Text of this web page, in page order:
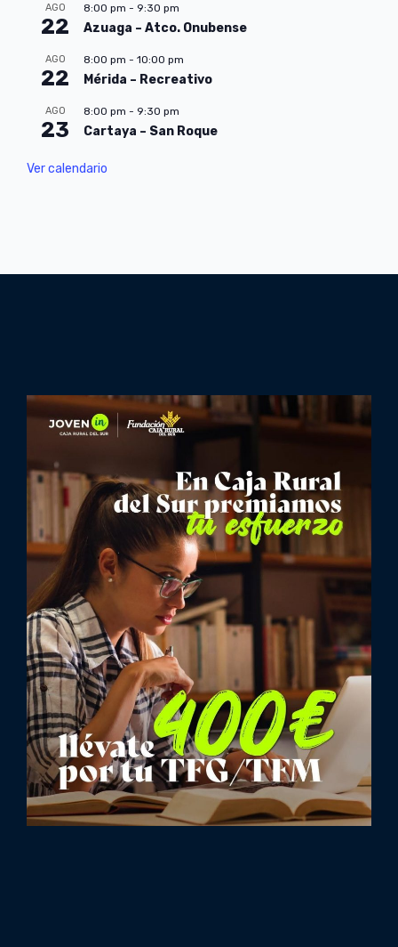
AGO
22
8:00 pm - 9:30 pm
Azuaga – Atco. Onubense
AGO
22
8:00 pm - 10:00 pm
Mérida – Recreativo
AGO
23
8:00 pm - 9:30 pm
Cartaya – San Roque
Ver calendario